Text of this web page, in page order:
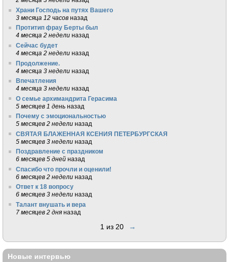
Храни Господь на путях Вашего
3 месяца 12 часов назад
Протитип фрау Берты был
4 месяца 2 недели назад
Сейчас будет
4 месяца 2 недели назад
Продолжение.
4 месяца 3 недели назад
Впечатления
4 месяца 3 недели назад
О семье архимандрита Герасима
5 месяцев 1 день назад
Почему с эмоциональностью
5 месяцев 2 недели назад
СВЯТАЯ БЛАЖЕННАЯ КСЕНИЯ ПЕТЕРБУРГСКАЯ
5 месяцев 3 недели назад
Поздравление с праздником
6 месяцев 5 дней назад
Спасибо что прочли и оценили!
6 месяцев 2 недели назад
Ответ к 18 вопросу
6 месяцев 3 недели назад
Талант внушать и вера
7 месяцев 2 дня назад
1 из 20 →
Новые интервью